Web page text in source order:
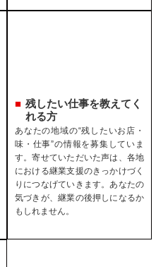
残したい仕事を教えてく
れる方
あなたの地域の“残したいお店・
味・仕事”の情報を募集していま
す。寄せていただいた声は、各地
における継業支援のきっかけづく
りにつなげていきます。あなたの
気づきが、継業の後押しになるか
もしれません。